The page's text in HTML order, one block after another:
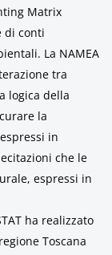
Matrix
di conti
La NAMEA
tra
logica della
la
in
che le
espressi in
ha realizzato
Toscana